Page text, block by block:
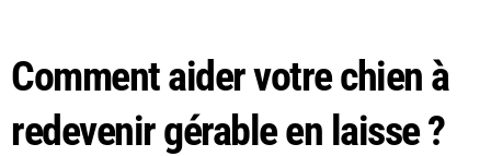
Comment aider votre chien à
redevenir gérable en laisse ?